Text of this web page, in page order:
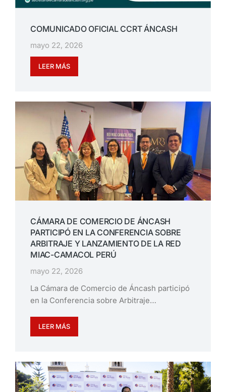
COMUNICADO OFICIAL CCRT ÁNCASH
mayo 22, 2026
LEER MÁS
CÁMARA DE COMERCIO DE ÁNCASH
PARTICIPÓ EN LA CONFERENCIA SOBRE
ARBITRAJE Y LANZAMIENTO DE LA RED
MIAC-CAMACOL PERÚ
mayo 22, 2026
La Cámara de Comercio de Áncash participó
en la Conferencia sobre Arbitraje…
LEER MÁS